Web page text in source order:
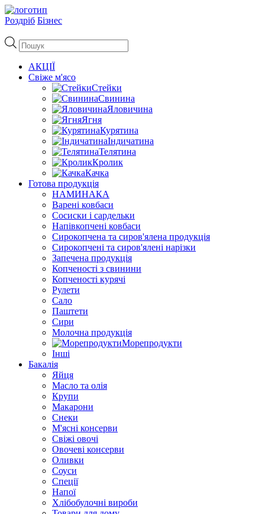
Роздріб Бізнес
Пошук
товарів
АКЦІЇ
Свіже м'ясо
Стейки
Свинина
Яловичина
Ягня
Курятина
Індичатина
Телятина
Кролик
Качка
Готова продукція
НАМИНАКА
Варені ковбаси
Сосиски і сардельки
Напівкопчені ковбаси
Сирокопчена та сиров'ялена продукція
Сирокопчені та сиров'ялені нарізки
Запечена продукція
Копченості з свинини
Копченості курячі
Рулети
Сало
Паштети
Сири
Молочна продукція
Морепродукти
Інші
Бакалія
Яйця
Масло та олія
Крупи
Макарони
Снеки
М'ясні консерви
Свіжі овочі
Овочеві консерви
Оливки
Соуси
Спеції
Напої
Хлібобулочні вироби